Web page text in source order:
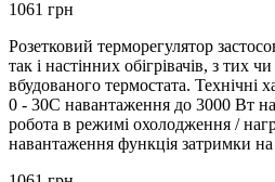
1061 грн
Розетковий терморегулятор
так і настінних обігрівачів, з тих
вбудованого термостата. Технічні
0 - 30С навантаження до 3000 Вт
робота в режимі охолодження /
навантаження функція затримки